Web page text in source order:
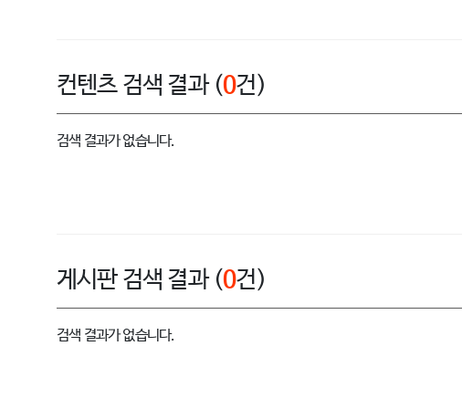
컨텐츠 검색 결과 (0건)
검색 결과가 없습니다.
게시판 검색 결과 (0건)
검색 결과가 없습니다.